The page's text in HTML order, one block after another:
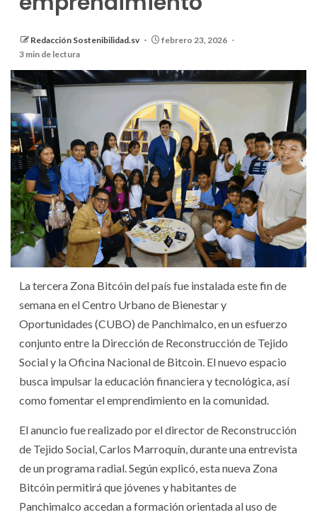
Redacción Sostenibilidad.sv
febrero 23, 2026
3 min de lectura
La tercera Zona Bitcóin del país fue instalada este fin de
semana en el Centro Urbano de Bienestar y
Oportunidades (CUBO) de Panchimalco, en un esfuerzo
conjunto entre la Dirección de Reconstrucción de Tejido
Social y la Oficina Nacional de Bitcoin. El nuevo espacio
busca impulsar la educación financiera y tecnológica, así
como fomentar el emprendimiento en la comunidad.
El anuncio fue realizado por el director de Reconstrucción
de Tejido Social, Carlos Marroquín, durante una entrevista
de un programa radial. Según explicó, esta nueva Zona
Bitcóin permitirá que jóvenes y habitantes de
Panchimalco accedan a formación orientada al uso de